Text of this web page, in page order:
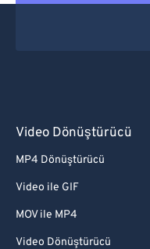
Video Dönüştürücü
MP4 Dönüştürücü
Video ile GIF
MOV ile MP4
Video Dönüştürücü